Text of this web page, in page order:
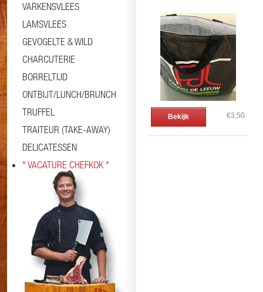
VARKENSVLEES
LAMSVLEES
GEVOGELTE & WILD
CHARCUTERIE
BORRELTIJD
ONTBIJT/LUNCH/BRUNCH
TRUFFEL
TRAITEUR (TAKE-AWAY)
DELICATESSEN
* VACATURE CHEFKOK *
Bekijk €3,50